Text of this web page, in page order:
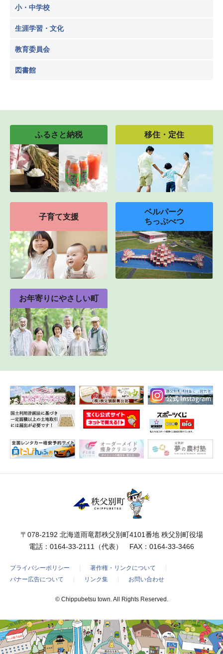
小・中学校
生涯学習・文化
教育委員会
図書館
ふるさと納税 移住・定住
子育て支援
ベルパーク
ちっぷべつ
お年寄りにやさしい町
〒078-2192 北海道雨竜郡秩父別町4101番地 秩父別町役場
電話： 0164-33-2111 （代表） FAX：0164-33-3466
プライバシーポリシー
著作権・リンクについて
バナー広告について
リンク集 お問い合わせ
© Chippubetsu town. All Rights Reserved.